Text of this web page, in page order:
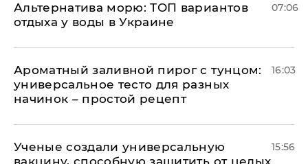
Альтернатива морю: ТОП вариантов
отдыха у воды в Украине
07:06
Ароматный заливной пирог с тунцом:
универсальное тесто для разных
начинок – простой рецепт
16:03
Ученые создали универсальную
вакцину, способную защитить от целых
15:56